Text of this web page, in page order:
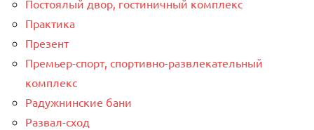
Постоялый двор, гостиничный комплекс
Практика
Презент
Премьер-спорт, спортивно-развлекательный
комплекс
Радужнинские бани
Развал-сход